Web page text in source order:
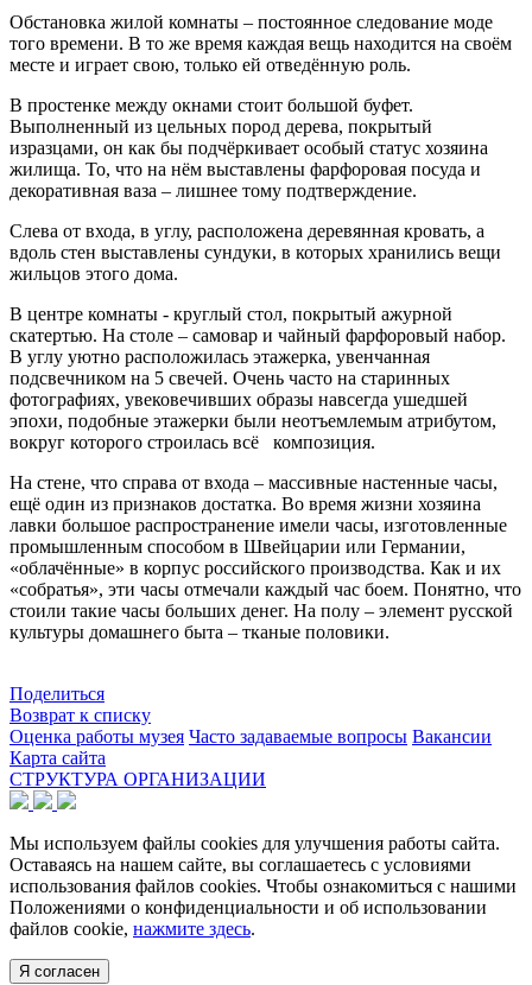
Обстановка жилой комнаты – постоянное следование моде
того времени. В то же время каждая вещь находится на своём
месте и играет свою, только ей отведённую роль.
В простенке между окнами стоит большой буфет.
Выполненный из цельных пород дерева, покрытый
изразцами, он как бы подчёркивает особый статус хозяина
жилища. То, что на нём выставлены фарфоровая посуда и
декоративная ваза – лишнее тому подтверждение.
Слева от входа, в углу, расположена деревянная кровать, а
вдоль стен выставлены сундуки, в которых хранились вещи
жильцов этого дома.
В центре комнаты - круглый стол, покрытый ажурной
скатертью. На столе – самовар и чайный фарфоровый набор.
В углу уютно расположилась этажерка, увенчанная
подсвечником на 5 свечей. Очень часто на старинных
фотографиях, увековечивших образы навсегда ушедшей
эпохи, подобные этажерки были неотъемлемым атрибутом,
вокруг которого строилась всё композиция.
На стене, что справа от входа – массивные настенные часы,
ещё один из признаков достатка. Во время жизни хозяина
лавки большое распространение имели часы, изготовленные
промышленным способом в Швейцарии или Германии,
«облачённые» в корпус российского производства. Как и их
«собратья», эти часы отмечали каждый час боем. Понятно, что
стоили такие часы больших денег. На полу – элемент русской
культуры домашнего быта – тканые половики.
Поделиться
Возврат к списку
Оценка работы музея Часто задаваемые вопросы Вакансии
Карта сайта
СТРУКТУРА ОРГАНИЗАЦИИ
Мы используем файлы cookies для улучшения работы сайта.
Оставаясь на нашем сайте, вы соглашаетесь с условиями
использования файлов cookies. Чтобы ознакомиться с нашими
Положениями о конфиденциальности и об использовании
файлов cookie, нажмите здесь.
Я согласен